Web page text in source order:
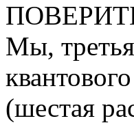
ПОВЕРИТЬ
Мы,
(шестая